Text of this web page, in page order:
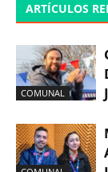
ARTÍCULOS
COMUNAL